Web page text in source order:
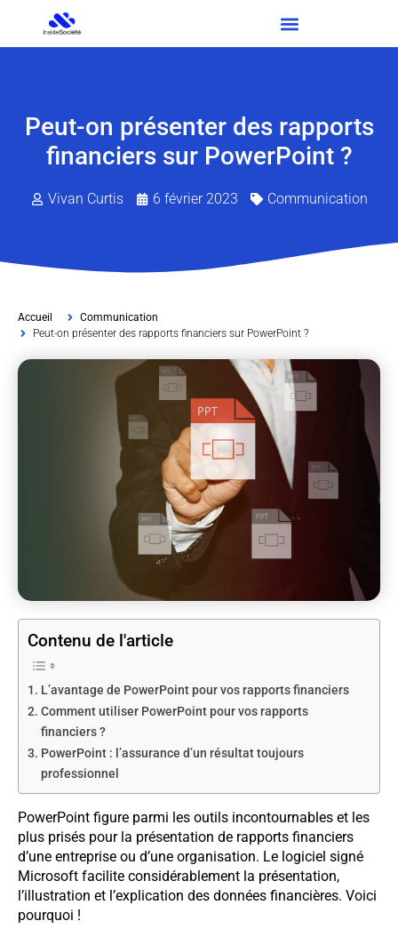
Peut-on présenter des rapports
financiers sur PowerPoint ?
Vivan Curtis 6 février 2023 Communication
Accueil
Communication
Peut-on présenter des rapports financiers sur PowerPoint ?
Contenu de l'article
L’avantage de PowerPoint pour vos rapports financiers
Comment utiliser PowerPoint pour vos rapports
financiers ?
PowerPoint : l’assurance d’un résultat toujours
professionnel
PowerPoint figure parmi les outils incontournables et les
plus prisés pour la présentation de rapports financiers
d’une entreprise ou d’une organisation. Le logiciel signé
Microsoft facilite considérablement la présentation,
l’illustration et l’explication des données financières. Voici
pourquoi !